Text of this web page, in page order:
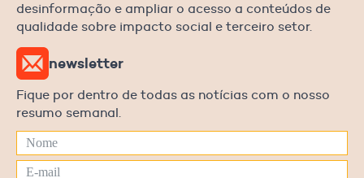
desinformação e ampliar o acesso a conteúdos de
qualidade sobre impacto social e terceiro setor.
newsletter
Fique por dentro de todas as notícias com o nosso
resumo semanal.